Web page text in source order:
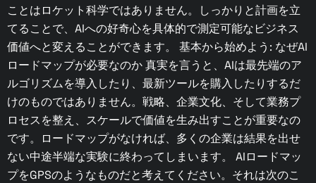
ことはロケット科学ではありません。しっかりと計画を立
てることで、AIへの好奇心を具体的で測定可能なビジネス
価値へと変えることができます。 基本から始めよう: なぜAI
ロードマップが必要なのか 真実を言うと、AIは最先端のア
ルゴリズムを導入したり、最新ツールを購入したりするだ
けのものではありません。戦略、企業文化、そして業務プ
ロセスを整え、スケールで価値を生み出すことが重要なの
です。ロードマップがなければ、多くの企業は結果を出せ
ない中途半端な実験に終わってしまいます。 AIロードマッ
プをGPSのようなものだと考えてください。それは次のこ